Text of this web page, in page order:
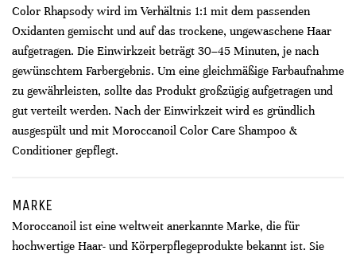
Color Rhapsody wird im Verhältnis 1:1 mit dem passenden
Oxidanten gemischt und auf das trockene, ungewaschene Haar
aufgetragen. Die Einwirkzeit beträgt 30–45 Minuten, je nach
gewünschtem Farbergebnis. Um eine gleichmäßige Farbaufnahme
zu gewährleisten, sollte das Produkt großzügig aufgetragen und
gut verteilt werden. Nach der Einwirkzeit wird es gründlich
ausgespült und mit Moroccanoil Color Care Shampoo &
Conditioner gepflegt.
MARKE
Moroccanoil ist eine weltweit anerkannte Marke, die für
hochwertige Haar- und Körperpflegeprodukte bekannt ist. Sie